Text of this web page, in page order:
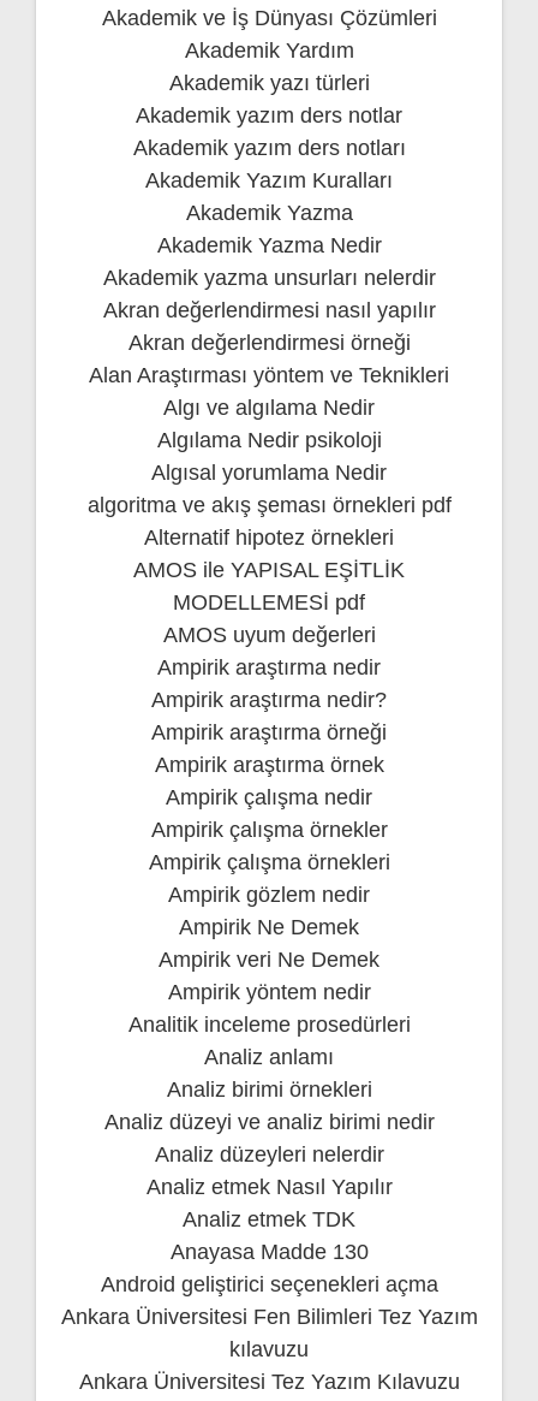
Akademik ve İş Dünyası Çözümleri
Akademik Yardım
Akademik yazı türleri
Akademik yazım ders notlar
Akademik yazım ders notları
Akademik Yazım Kuralları
Akademik Yazma
Akademik Yazma Nedir
Akademik yazma unsurları nelerdir
Akran değerlendirmesi nasıl yapılır
Akran değerlendirmesi örneği
Alan Araştırması yöntem ve Teknikleri
Algı ve algılama Nedir
Algılama Nedir psikoloji
Algısal yorumlama Nedir
algoritma ve akış şeması örnekleri pdf
Alternatif hipotez örnekleri
AMOS ile YAPISAL EŞİTLİK
MODELLEMESİ pdf
AMOS uyum değerleri
Ampirik araştırma nedir
Ampirik araştırma nedir?
Ampirik araştırma örneği
Ampirik araştırma örnek
Ampirik çalışma nedir
Ampirik çalışma örnekler
Ampirik çalışma örnekleri
Ampirik gözlem nedir
Ampirik Ne Demek
Ampirik veri Ne Demek
Ampirik yöntem nedir
Analitik inceleme prosedürleri
Analiz anlamı
Analiz birimi örnekleri
Analiz düzeyi ve analiz birimi nedir
Analiz düzeyleri nelerdir
Analiz etmek Nasıl Yapılır
Analiz etmek TDK
Anayasa Madde 130
Android geliştirici seçenekleri açma
Ankara Üniversitesi Fen Bilimleri Tez Yazım
kılavuzu
Ankara Üniversitesi Tez Yazım Kılavuzu